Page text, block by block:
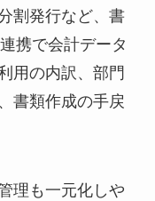
割発行など、書
携で会計データ
用の内訳、部門
書類作成の手戻
理も一元化しや